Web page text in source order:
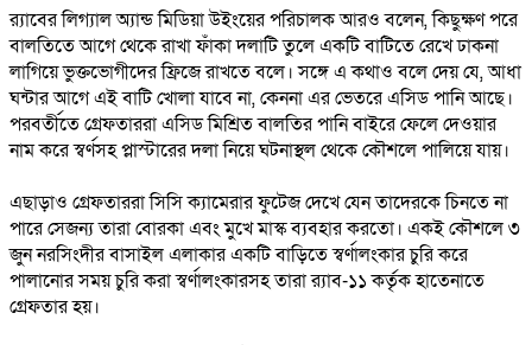
র‍্যাবের লিগ্যাল অ্যান্ড মিডিয়া উইংয়ের পরিচালক আরও বলেন, কিছুক্ষণ পরে
বালতিতে আগে থেকে রাখা ফাঁকা দলাটি তুলে একটি বাটিতে রেখে ঢাকনা
লাগিয়ে ভুক্তভোগীদের ফ্রিজে রাখতে বলে। সঙ্গে এ কথাও বলে দেয় যে, আধা
ঘন্টার আগে এই বাটি খোলা যাবে না, কেননা এর ভেতরে এসিড পানি আছে।
পরবর্তীতে গ্রেফতাররা এসিড মিশ্রিত বালতির পানি বাইরে ফেলে দেওয়ার
নাম করে স্বর্ণসহ প্লাস্টারের দলা নিয়ে ঘটনাস্থল থেকে কৌশলে পালিয়ে যায়।
এছাড়াও গ্রেফতাররা সিসি ক্যামেরার ফুটেজ দেখে যেন তাদেরকে চিনতে না
পারে সেজন্য তারা বোরকা এবং মুখে মাস্ক ব্যবহার করতো। একই কৌশলে ৩
জুন নরসিংদীর বাসাইল এলাকার একটি বাড়িতে স্বর্ণালংকার চুরি করে
পালানোর সময় চুরি করা স্বর্ণালংকারসহ তারা র‌্যাব-১১ কর্তৃক হাতেনাতে
গ্রেফতার হয়।